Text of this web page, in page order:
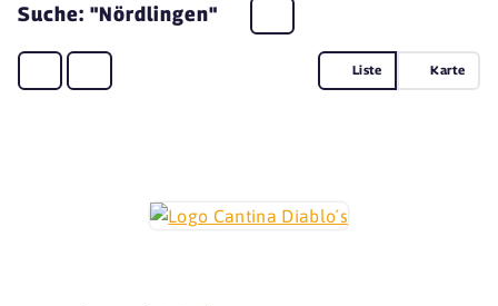
Suche: "Nördlingen"
Liste Karte